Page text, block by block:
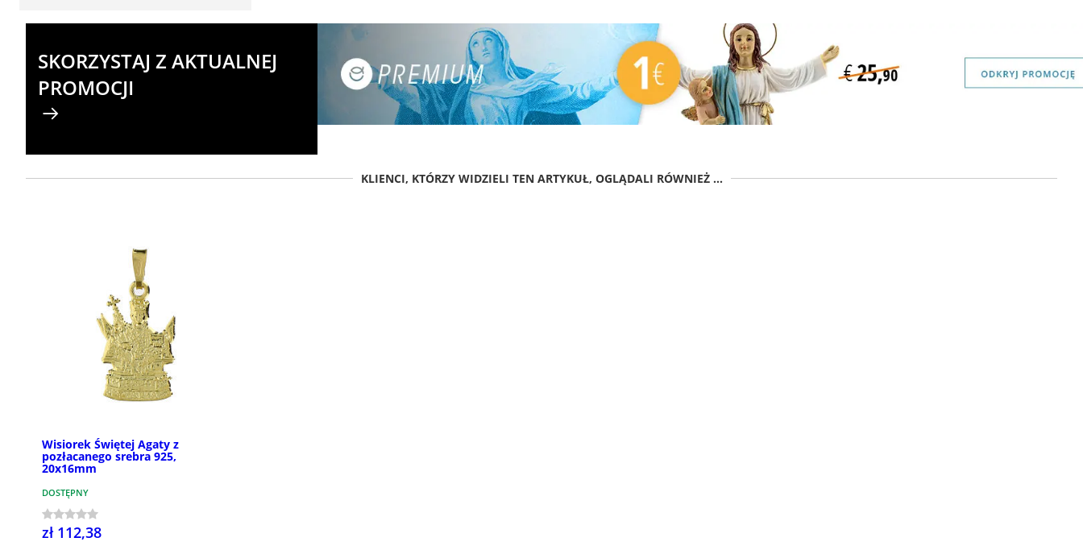
SKORZYSTAJ Z AKTUALNEJ
PROMOCJI
KLIENCI, KTÓRZY WIDZIELI TEN ARTYKUŁ, OGLĄDALI RÓWNIEŻ ...
Wisiorek Świętej Agaty z
pozłacanego srebra 925,
20x16mm
DOSTĘPNY
zł 112,38